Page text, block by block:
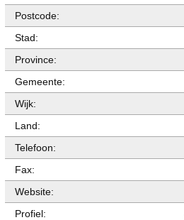
Postcode:
Stad:
Province:
Gemeente:
Wijk:
Land:
Telefoon:
Fax:
Website:
Profiel: